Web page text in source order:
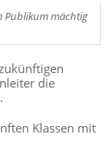
Publikum mächtig
die
Klassen mit